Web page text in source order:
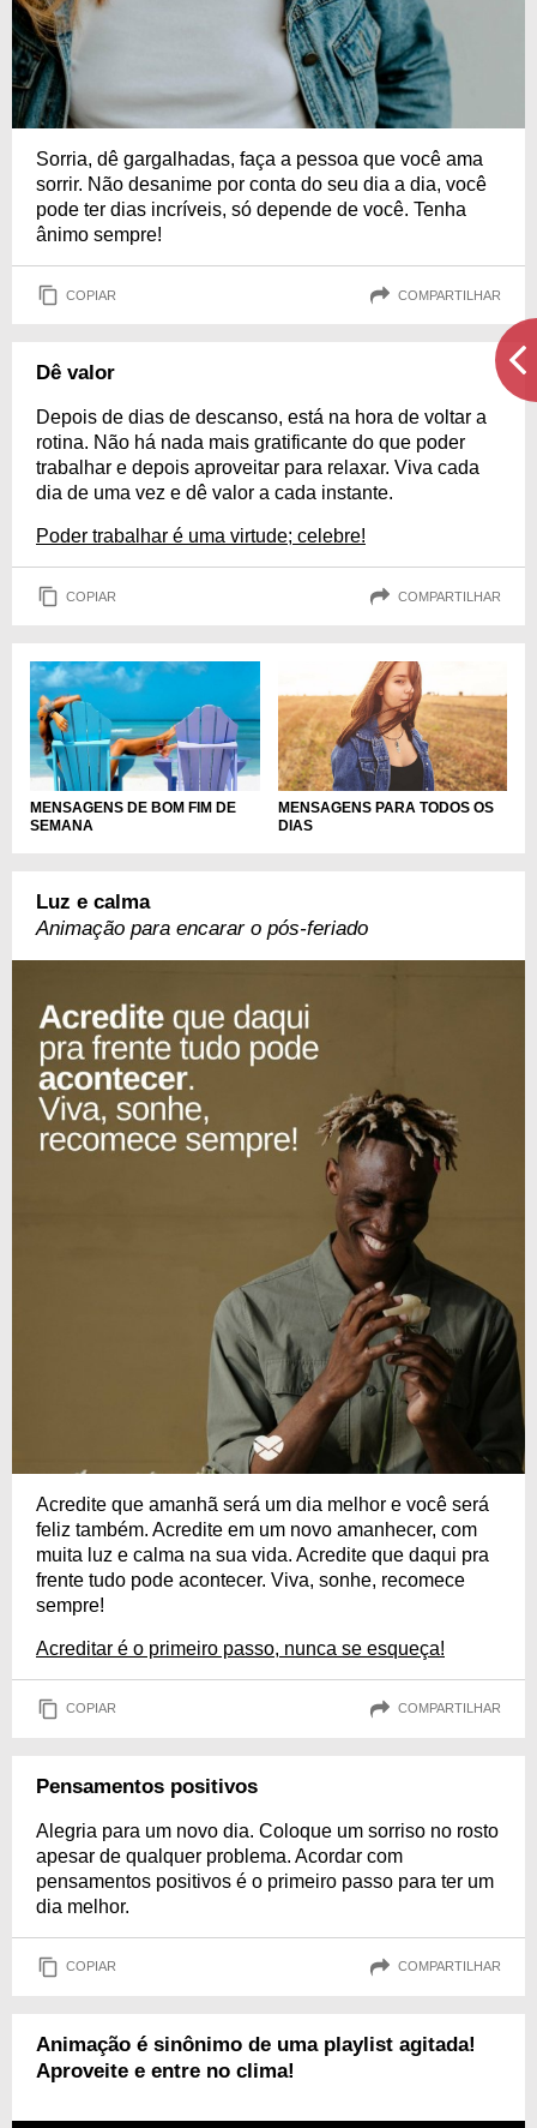
Sorria, dê gargalhadas, faça a pessoa que você ama
sorrir. Não desanime por conta do seu dia a dia, você
pode ter dias incríveis, só depende de você. Tenha
ânimo sempre!
COPIAR COMPARTILHAR
Dê valor
Depois de dias de descanso, está na hora de voltar a
rotina. Não há nada mais gratificante do que poder
trabalhar e depois aproveitar para relaxar. Viva cada
dia de uma vez e dê valor a cada instante.
Poder trabalhar é uma virtude; celebre!
COPIAR COMPARTILHAR
MENSAGENS DE BOM FIM DE
SEMANA
MENSAGENS PARA TODOS OS
DIAS
Luz e calma
Animação para encarar o pós-feriado
Acredite que amanhã será um dia melhor e você será
feliz também. Acredite em um novo amanhecer, com
muita luz e calma na sua vida. Acredite que daqui pra
frente tudo pode acontecer. Viva, sonhe, recomece
sempre!
Acreditar é o primeiro passo, nunca se esqueça!
COPIAR COMPARTILHAR
Pensamentos positivos
Alegria para um novo dia. Coloque um sorriso no rosto
apesar de qualquer problema. Acordar com
pensamentos positivos é o primeiro passo para ter um
dia melhor.
COPIAR COMPARTILHAR
Animação é sinônimo de uma playlist agitada!
Aproveite e entre no clima!